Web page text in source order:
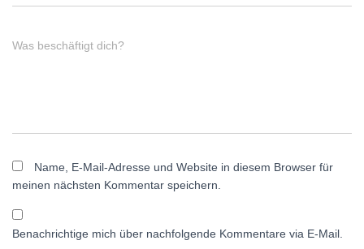
Was beschäftigt dich?
Name, E-Mail-Adresse und Website in diesem Browser für
meinen nächsten Kommentar speichern.
Benachrichtige mich über nachfolgende Kommentare via E-Mail.